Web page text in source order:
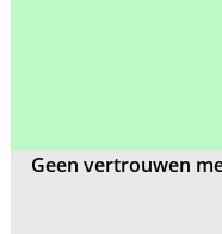
Geen vertrouwen